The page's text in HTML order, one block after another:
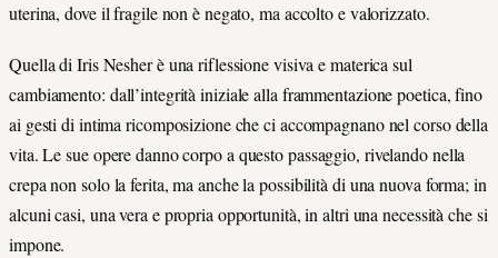
uterina, dove il fragile non è negato, ma accolto e valorizzato.
Quella di Iris Nesher è una riflessione visiva e materica sul
cambiamento: dall’integrità iniziale alla frammentazione poetica, fino
ai gesti di intima ricomposizione che ci accompagnano nel corso della
vita. Le sue opere danno corpo a questo passaggio, rivelando nella
crepa non solo la ferita, ma anche la possibilità di una nuova forma; in
alcuni casi, una vera e propria opportunità, in altri una necessità che si
impone.